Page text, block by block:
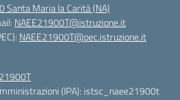
Santa Maria la Carità (NA)
NAEE21900T@istruzione.it
NAEE21900T@pec.istruzione.it
(IPA): istsc_naee21900t